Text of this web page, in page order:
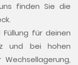
finden Sie die
für deinen
und bei hohen